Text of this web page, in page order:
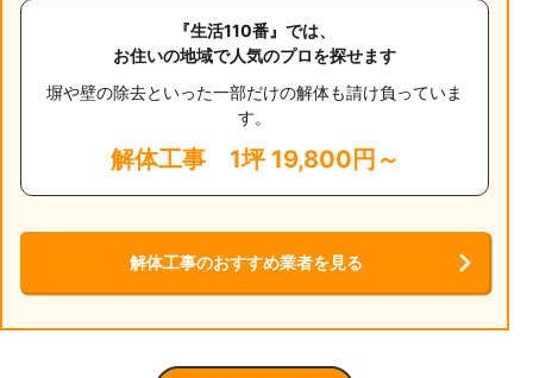
『生活110番』では、
お住いの地域で人気のプロを探せます
塀や壁の除去といった一部だけの解体も請け負っていま
す。
解体工事 1坪 19,800円～
解体工事のおすすめ業者を見る